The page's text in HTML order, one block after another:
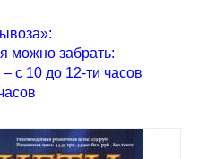
можно забрать:
с 10 до 12-ти часов